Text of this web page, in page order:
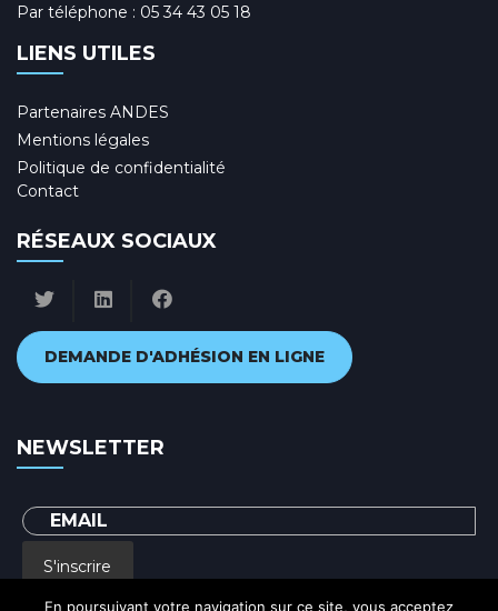
Par téléphone : 05 34 43 05 18
LIENS UTILES
Partenaires ANDES
Mentions légales
Politique de confidentialité
Contact
RÉSEAUX SOCIAUX
DEMANDE D'ADHÉSION EN LIGNE
NEWSLETTER
S'inscrire
En poursuivant votre navigation sur ce site, vous acceptez